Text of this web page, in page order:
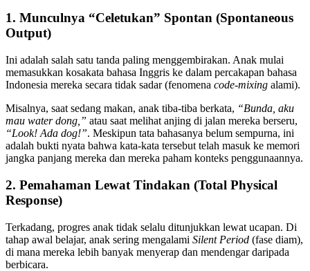
1. Munculnya “Celetukan” Spontan (Spontaneous
Output)
Ini adalah salah satu tanda paling menggembirakan. Anak mulai
memasukkan kosakata bahasa Inggris ke dalam percakapan bahasa
Indonesia mereka secara tidak sadar (fenomena code-mixing alami).
Misalnya, saat sedang makan, anak tiba-tiba berkata, “Bunda, aku
mau water dong,” atau saat melihat anjing di jalan mereka berseru,
“Look! Ada dog!”. Meskipun tata bahasanya belum sempurna, ini
adalah bukti nyata bahwa kata-kata tersebut telah masuk ke memori
jangka panjang mereka dan mereka paham konteks penggunaannya.
2. Pemahaman Lewat Tindakan (Total Physical
Response)
Terkadang, progres anak tidak selalu ditunjukkan lewat ucapan. Di
tahap awal belajar, anak sering mengalami Silent Period (fase diam),
di mana mereka lebih banyak menyerap dan mendengar daripada
berbicara.